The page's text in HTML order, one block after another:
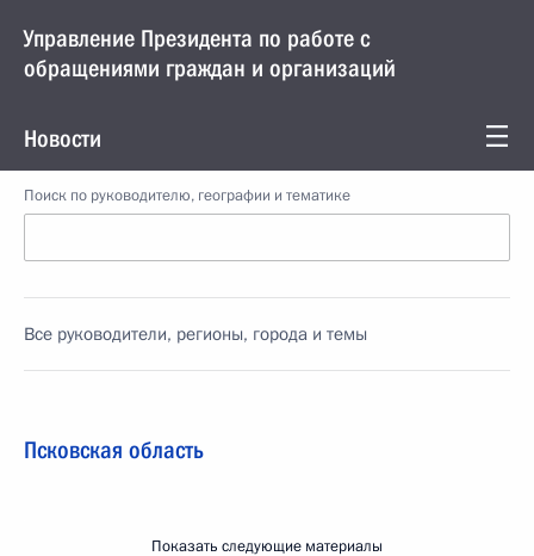
Управление Президента по работе с
обращениями граждан и организаций
Новости
Поиск по руководителю, географии и тематике
Все руководители, регионы, города и темы
Псковская область
Показать следующие материалы